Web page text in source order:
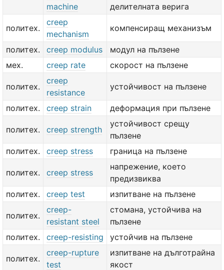
machine
делителната верига
политех.
creep
mechanism
компенсиращ механизъм
политех. creep modulus
модул на пълзене
мех.
creep rate скорост на пълзене
политех.
creep
resistance
устойчивост на пълзене
политех. creep strain деформация при пълзене
политех. creep strength
устойчивост срещу
пълзене
политех.
creep stress граница на пълзене
политех. creep stress
напрежение, което
предизвиква
политех.
creep test изпитване на пълзене
политех.
creep-
resistant steel
стомана, устойчива на
пълзене
политех.
creep-resisting устойчив на пълзене
политех.
creep-rupture
test
изпитване на дълготрайна
якост